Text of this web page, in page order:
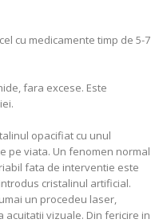
cu medicamente timp de 5-7
fara excese. Este
opacifiat cu unul
pe viata. Un fenomen normal
fata de interventie este
cristalinul artificial.
un procedeu laser,
vizuale. Din fericire in